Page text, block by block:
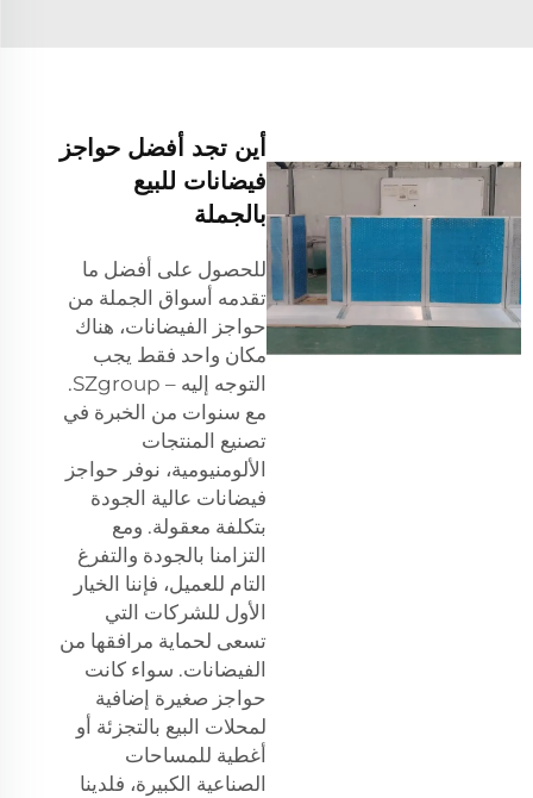
أين تجد أفضل حواجز
فيضانات للبيع
بالجملة
للحصول على أفضل ما
تقدمه أسواق الجملة من
حواجز الفيضانات، هناك
مكان واحد فقط يجب
التوجه إليه – SZgroup.
مع سنوات من الخبرة في
تصنيع المنتجات
الألومنيومية، نوفر حواجز
فيضانات عالية الجودة
بتكلفة معقولة. ومع
التزامنا بالجودة والتفرغ
التام للعميل، فإننا الخيار
الأول للشركات التي
تسعى لحماية مرافقها من
الفيضانات. سواء كانت
حواجز صغيرة إضافية
لمحلات البيع بالتجزئة أو
أغطية للمساحات
الصناعية الكبيرة، فلدينا